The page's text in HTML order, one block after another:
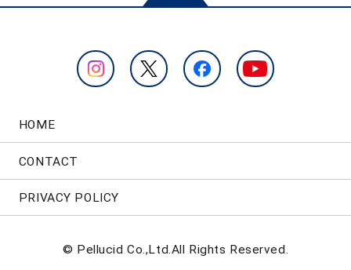
HOME
CONTACT
PRIVACY POLICY
© Pellucid Co.,Ltd.All Rights Reserved.